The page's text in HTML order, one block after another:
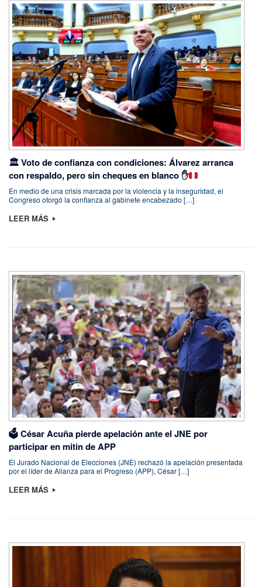
🏛️Voto de confianza con condiciones: Álvarez arranca
con respaldo, pero sin cheques en blanco ✋
En medio de una crisis marcada por la violencia y la inseguridad, el
Congreso otorgó la confianza al gabinete encabezado […]
LEER MÁS
🗳️ César Acuña pierde apelación ante el JNE por
participar en mitin de APP
El Jurado Nacional de Elecciones (JNE) rechazó la apelación presentada
por el líder de Alianza para el Progreso (APP), César […]
LEER MÁS